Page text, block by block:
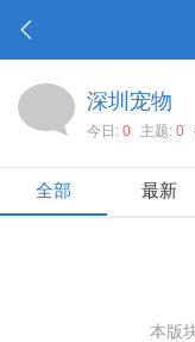
深圳宠物
今日: 0 主题: 0
全部 最新
本版